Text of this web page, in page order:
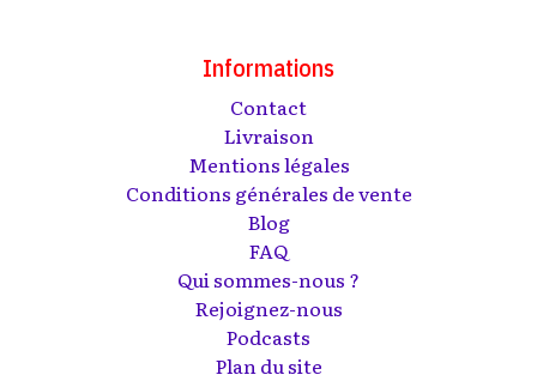
Informations
Contact
Livraison
Mentions légales
Conditions générales de vente
Blog
FAQ
Qui sommes-nous ?
Rejoignez-nous
Podcasts
Plan du site